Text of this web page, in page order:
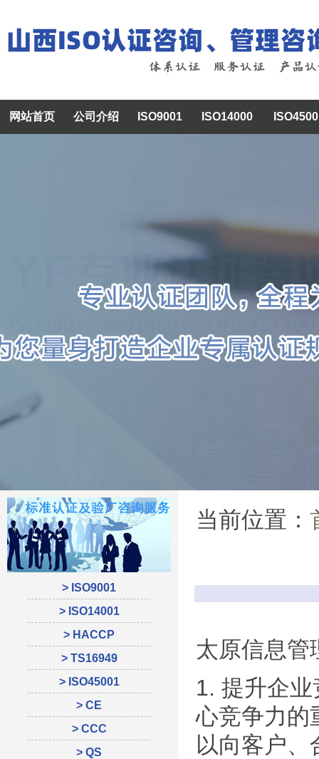
网站首页 公司介绍 ISO9001 ISO14000
> ISO9001
> ISO14001
> HACCP
> TS16949
> ISO45001
> CE
> CCC
> QS
当前位置：
太原信息管
1. 提升企
心竞争力的
以向客户